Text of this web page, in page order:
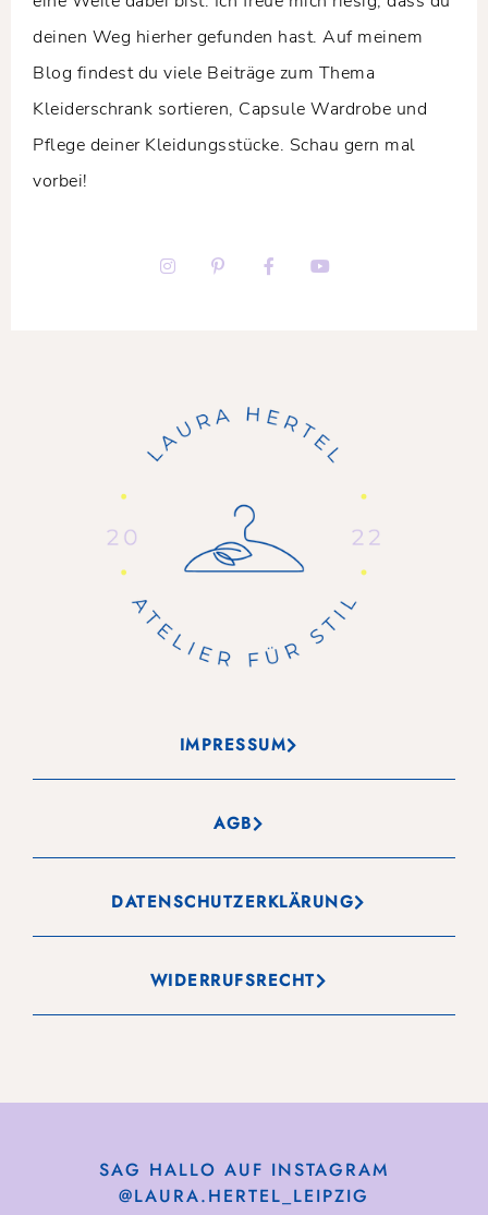
deinen Weg hierher gefunden hast. Auf meinem
Blog findest du viele Beiträge zum Thema
Kleiderschrank sortieren, Capsule Wardrobe und
Pflege deiner Kleidungsstücke. Schau gern mal
vorbei!
IMPRESSUM
AGB
DATENSCHUTZERKLÄRUNG
WIDERRUFSRECHT
SAG HALLO AUF INSTAGRAM
@LAURA.HERTEL_LEIPZIG